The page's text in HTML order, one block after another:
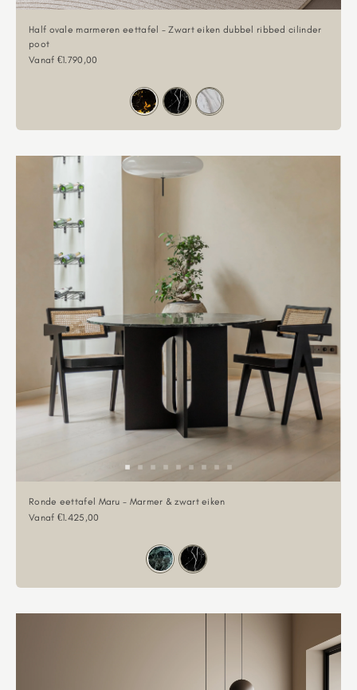
Half ovale marmeren eettafel - Zwart eiken dubbel ribbed cilinder
poot
Aanbiedingsprijs
Vanaf €1.790,00
Ronde eettafel Maru - Marmer & zwart eiken
Aanbiedingsprijs
Vanaf €1.425,00